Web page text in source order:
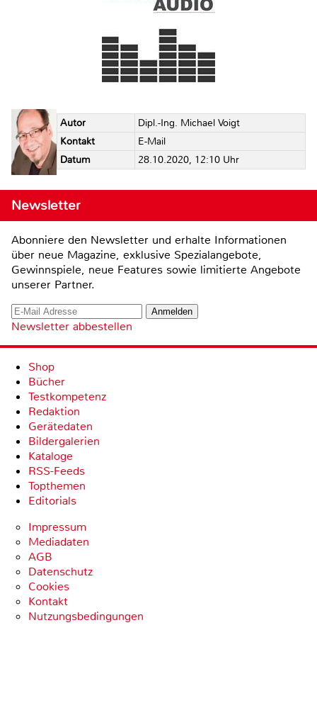
Autor
Dipl.-Ing. Michael Voigt
Kontakt
E-Mail
Datum
28.10.2020, 12:10 Uhr
Newsletter
Abonniere den Newsletter und erhalte Informationen
über neue Magazine, exklusive Spezialangebote,
Gewinnspiele, neue Features sowie limitierte Angebote
unserer Partner.
Newsletter abbestellen
Shop
Bücher
Testkompetenz
Redaktion
Gerätedaten
Bildergalerien
Kataloge
RSS-Feeds
Topthemen
Editorials
Impressum
Mediadaten
AGB
Datenschutz
Cookies
Kontakt
Nutzungsbedingungen